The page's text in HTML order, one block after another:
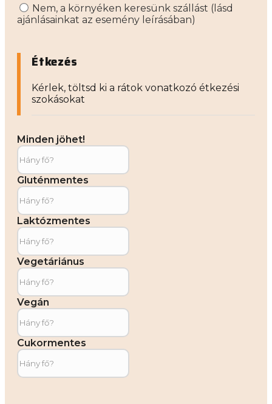
Nem, a környéken keresünk szállást (lásd
ajánlásainkat az esemény leírásában)
Étkezés
Kérlek, töltsd ki a rátok vonatkozó étkezési
szokásokat
Minden jöhet!
Gluténmentes
Laktózmentes
Vegetáriánus
Vegán
Cukormentes